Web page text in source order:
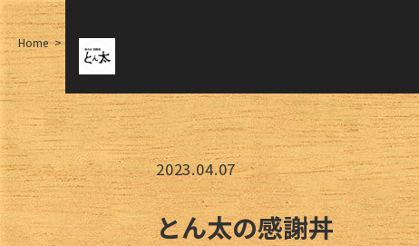
Home とん太の感謝丼
2023.04.07
とん太の感謝丼